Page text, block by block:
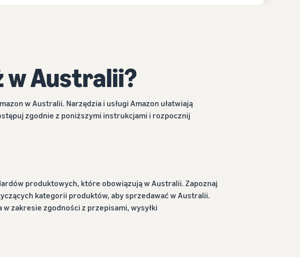
w Australii?
w Australii. Narzędzia i usługi Amazon ułatwiają
zgodnie z poniższymi instrukcjami i rozpocznij
produktowych, które obowiązują w Australii. Zapoznaj
kategorii produktów, aby sprzedawać w Australii.
zakresie zgodności z przepisami, wysyłki